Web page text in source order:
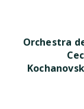
Orchestra